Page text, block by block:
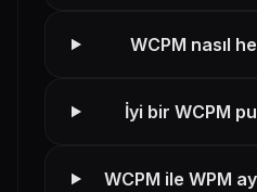
WCPM nasıl
İyi bir WCPM
WCPM ile WPM